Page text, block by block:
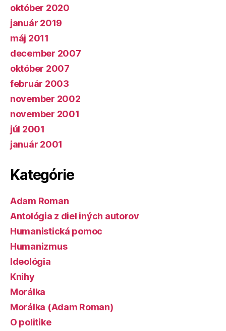
október 2020
január 2019
máj 2011
december 2007
október 2007
február 2003
november 2002
november 2001
júl 2001
január 2001
Kategórie
Adam Roman
Antológia z diel iných autorov
Humanistická pomoc
Humanizmus
Ideológia
Knihy
Morálka
Morálka (Adam Roman)
O politike